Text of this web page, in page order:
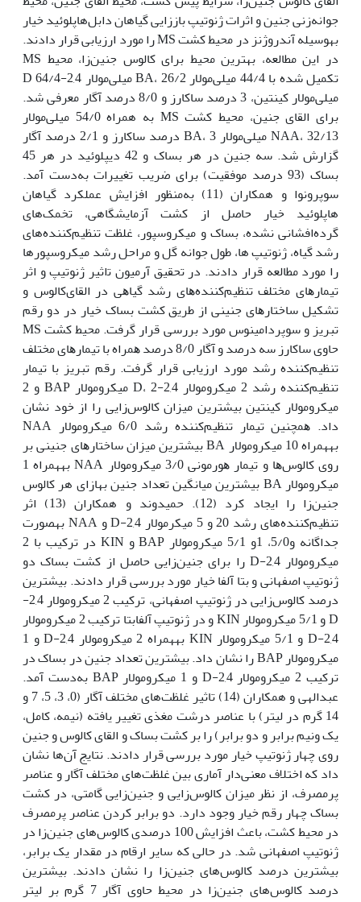
جوانه‌زنی جنین و اثرات ژنوتیپ باززایی گیاهان دابل‌هاپلوئید خیار
به‫وسیله آندروژنز در محیط کشت MS را مورد ارزیابی قرار دادند.
در این مطالعه، بهترین محیط برای کالوس جنین‌زا، محیط MS
تکمیل شده با 44/4 میلی‌مولار BA، 26/2 میلی‌مولار 2,4-D 64/4
میلی‌مولار کینتین، 3 درصد ساکارز و 8/0 درصد آگار معرفی شد.
برای القای جنین، محیط کشت MS به همراه 54/0 میلی‌مولار
NAA، 32/13 میلی‌مولار BA، 3 درصد ساکارز و 2/1 درصد آگار
گزارش شد. سه جنین در هر بساک و 42 دیپلوئید در هر 45
بساک (93 درصد موفقیت) برای ضریب تغییرات به‌دست‌ آمد.
سوپرونوا و همکاران (11) به‌منظور افزایش عملکرد گیاهان
هاپلوئید خیار حاصل از کشت آزمایشگاهی، تخمک‌های
گرده‌افشانی نشده، بساک و میکروسپور، غلظت تنظیم‌کننده‌های
رشد گیاه، ژنوتیپ ها، طول جوانه گل و مراحل رشد میکروسپورها
را مورد مطالعه قرار دادند. در ﺗﺤﻘﯿﻖ آرمیون ﺗاﺛﯿﺮ ژﻧﻮﺗﯿﭗ و اﺛﺮ
ﺗﯿﻤﺎرﻫﺎی ﻣﺨﺘﻠﻒ ﺗﻨﻈﯿﻢﮐﻨﻨﺪهﻫﺎی رﺷﺪ ﮔﯿﺎﻫﯽ در اﻟﻘﺎیﮐﺎﻟﻮس و
ﺗﺸﮑﯿﻞ ﺳﺎﺧﺘﺎرﻫﺎی جنینی از ﻃﺮﯾﻖ ﮐﺸﺖ ﺑﺴﺎک ﺧﯿﺎر در دو رﻗﻢ
ﺗﺒﺮﯾﺰ و ﺳﻮﭘﺮداﻣﯿﻨﻮس ﻣﻮرد ﺑﺮرﺳﯽ ﻗﺮار ﮔﺮﻓﺖ. ﻣﺤﯿﻂ ﮐﺸﺖ MS
ﺣﺎوی ﺳﺎﮐﺎرز ﺳﻪ درﺻﺪ و آگار 8/0 درصد ﻫﻤﺮاه ﺑﺎ ﺗﯿﻤﺎرﻫﺎی ﻣﺨﺘﻠﻒ
تنظیم‌کننده رشد ﻣﻮرد ارزﯾﺎﺑﯽ ﻗﺮار ﮔﺮﻓﺖ. رﻗﻢ ﺗﺒﺮﯾﺰ ﺑﺎ ﺗﯿﻤﺎر
تنظیم‌کننده رشد 2 ﻣﯿﮑﺮوﻣﻮﻻر 2,4-D، 2 ﻣﯿﮑﺮوﻣﻮﻻر BAP و 2
ﻣﯿﮑﺮوﻣﻮﻻر کینتین بیشترین ﻣﯿﺰان ﮐﺎﻟﻮس‌زاﯾﯽ را از خود ﻧﺸﺎن
داد. ﻫﻤﭽﻨﯿﻦ ﺗﯿﻤﺎر تنظیم‌کننده رشد 6/0 میکرومولار NAA
به‫همراه 10 میکرومولار BA ﺑﯿﺸﺘﺮین میزان ﺳﺎﺧﺘﺎرﻫﺎی ﺟﻨﯿﻨﯽ ﺑﺮ
روی ﮐﺎﻟﻮسﻫﺎ و ﺗﯿﻤﺎر ﻫﻮرﻣﻮنی 3/0 میکرومولار NAA به‫همراه 1
میکرومولار BA بیشترین میانگین تعداد جنین به‫ازای هر کالوس
جنین‌زا را ایجاد کرد (12). حمیدوند و همکاران (13) اثر
تنظیم‌کننده‌های رشد 20 و 5 میکرمولار 2,4-D و NAA به‫صورت
جداگانه و5/0، 1و 5/1 میکرومولار BAP و KIN در ترکیب با 2
میکرومولار 2,4-D را برای جنین‌زایی حاصل از کشت بساک دو
ژنوتیپ اصفهانی و بتا آلفا خیار مورد بررسی قرار دادند. بیش‫ترین
درصد کالوس‌زایی در ژنوتیپ اصفهانی، ترکیب 2 میکرومولار 2,4-
D و 5/1 میکرومولار KIN و در ژنوتیپ آلفابتا ترکیب 2 میکرومولار
2,4-D و 5/1 میکرومولار KIN به‫همراه 2 میکرومولار 2,4-D و 1
میکرومولار BAP را نشان داد. بیشترین تعداد جنین در بساک در
ترکیب 2 میکرومولار 2,4-D و 1 میکرومولار BAP به‌دست آمد.
عبدالهی و همکاران (14) تاثیر غلظت‌های مختلف آگار (0، 3، 5، 7 و
14 گرم در لیتر) با عناصر درشت مغذی تغییر یافته (نیمه، کامل،
یک ونیم برابر و دو برابر) را بر کشت بساک و القای کالوس و جنین
روی چهار ژنوتیپ خیار مورد بررسی قرار دادند. نتایج آن‌ها نشان
داد که اختلاف معنی‌دار آماری بین غلظت‌های مختلف آگار و عناصر
پرمصرف، از نظر میزان کالوس‌زایی و جنین‌زایی گامتی، در کشت
بساک چهار رقم خیار وجود دارد. دو برابر کردن عناصر پرمصرف
در محیط کشت، باعث افزایش 100 درصدی کالوس‌های جنین‌زا در
ژنوتیپ اصفهانی شد. در حالی که سایر ارقام در مقدار یک برابر،
بیشترین درصد کالوس‌های جنین‌زا را نشان دادند. بیش‫ترین
درصد کالوس‌های جنین‌زا در محیط حاوی آگار 7 گرم بر لیتر